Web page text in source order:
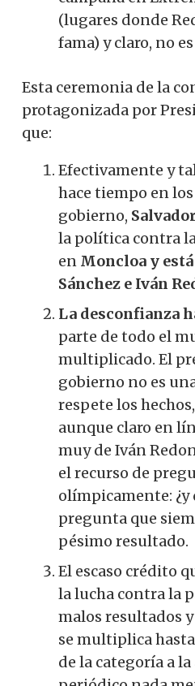
(lugares donde
fama) y claro, no
Esta ceremonia de la
protagonizada por
que:
Efectivamente y
hace tiempo en
gobierno,
la política contra
en Moncloa y
Sánchez e Iván
La desconfianza
parte de todo el
multiplicado. El
gobierno no es
respete los
aunque claro en
muy de Iván
el recurso de
olímpicamente: ¿y
pregunta que
pésimo resultado.
El escaso crédito
la lucha contra la
malos resultados y
se multiplica
de la categoría a